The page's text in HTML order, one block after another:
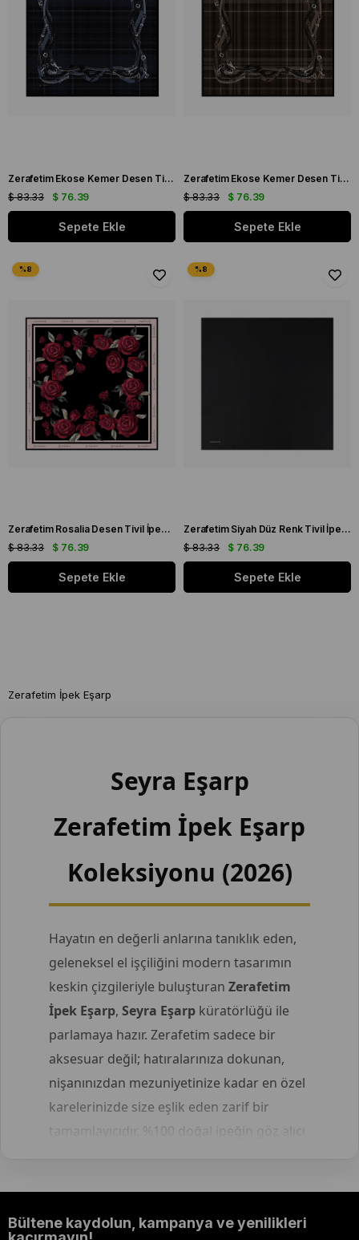
Zerafetim Ekose Kemer Desen Tivil İpek Eşarp Lacivert Mavi
$ 76.39
$ 83.33
Sepete Ekle
Zerafetim Ekose Kemer Desen Tivil İpek Eşarp Kahve Vizon
$ 76.39
$ 83.33
Sepete Ekle
Zerafetim Rosalia Desen Tivil İpek Eşarp Siyah
$ 76.39
$ 83.33
Sepete Ekle
Zerafetim Siyah Düz Renk Tivil İpek Eşarp
$ 76.39
$ 83.33
Sepete Ekle
Zerafetim İpek Eşarp
Seyra Eşarp
Zerafetim İpek Eşarp
Koleksiyonu (2026)
Hayatın en değerli anlarına tanıklık eden,
geleneksel el işçiliğini modern tasarımın
keskin çizgileriyle buluşturan Zerafetim
İpek Eşarp, Seyra Eşarp küratörlüğü ile
parlamaya hazır. Zerafetim sadece bir
aksesuar değil; hatıralarınıza dokunan,
nişanınızdan mezuniyetinize kadar en özel
karelerinizde size eşlik eden zarif bir
tamamlayıcıdır. %100 doğal ipeğin göz alıcı
Bültene kaydolun, kampanya ve yenilikleri